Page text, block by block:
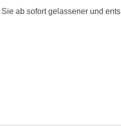
ab sofort gelassener und